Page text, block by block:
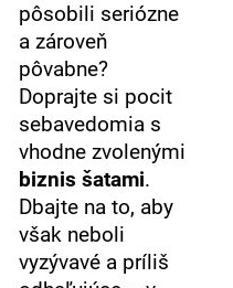
pôsobili seriózne
a zároveň
pôvabne?
Doprajte si pocit
sebavedomia s
vhodne zvolenými
biznis šatami.
Dbajte na to, aby
však neboli
vyzývavé a príliš